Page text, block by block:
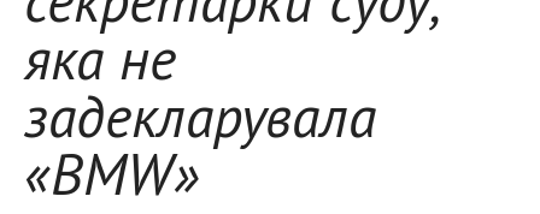
яка не
задекларувала
«BMW»